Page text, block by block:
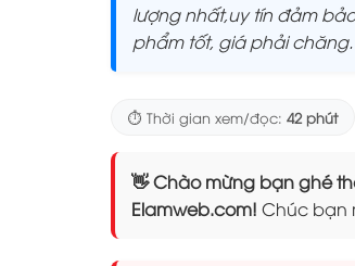
lượng nhất,uy tín đảm
phẩm tốt, giá phải chăng.
⏱️ Thời gian xem/đọc: 42 phút
👋 Chào mừng bạn ghé
Elamweb.com! Chúc bạn